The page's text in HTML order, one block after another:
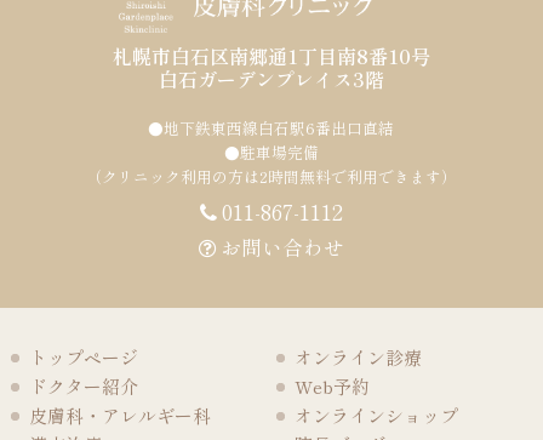
札幌市白石区南郷通1丁目南8番10号
白石ガーデンプレイス3階
●地下鉄東西線白石駅6番出口直結
●駐車場完備
（クリニック利用の方は2時間無料で利用できます）
011-867-1112
お問い合わせ
トップページ
ドクター紹介
皮膚科・アレルギー科
オンライン診療
Web予約
オンラインショップ